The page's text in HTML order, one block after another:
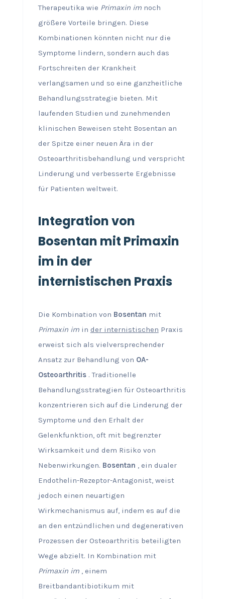
Therapeutika wie Primaxin imnoch
größere Vorteile bringen. Diese
Kombinationen könnten nicht nur die
Symptome lindern, sondern auch das
Fortschreiten der Krankheit
verlangsamen und so eine ganzheitliche
Behandlungsstrategie bieten. Mit
laufenden Studien und zunehmenden
klinischen Beweisen steht Bosentan an
der Spitze einer neuen Ära in der
Osteoarthritisbehandlung und verspricht
Linderung und verbesserte Ergebnisse
für Patienten weltweit.
Integration von
Bosentan mit Primaxin
im in der
internistischen Praxis
Die Kombination von Bosentan mit
Primaxin imin der internistischen Praxis
erweist sich als vielversprechender
Ansatz zur Behandlung von OA-
Osteoarthritis. Traditionelle
Behandlungsstrategien für Osteoarthritis
konzentrieren sich auf die Linderung der
Symptome und den Erhalt der
Gelenkfunktion, oft mit begrenzter
Wirksamkeit und dem Risiko von
Nebenwirkungen. Bosentan , ein dualer
Endothelin-Rezeptor-Antagonist, weist
jedoch einen neuartigen
Wirkmechanismus auf, indem es auf die
an den entzündlichen und degenerativen
Prozessen der Osteoarthritis beteiligten
Wege abzielt. In Kombination mit
Primaxin im, einem
Breitbandantibiotikum mit